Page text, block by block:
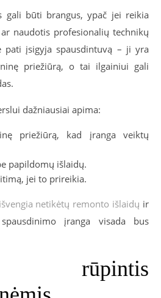
gali būti brangus, ypač jei reikia
naudotis profesionalių technikų
pati įsigyja spausdintuvą – ji yra
priežiūrą, o tai ilgainiui gali
dažniausiai apima:
priežiūrą, kad įranga veiktų
papildomų išlaidų.
jei to prireikia.
netikėtų remonto išlaidų ir
įranga visada bus
rūpintis